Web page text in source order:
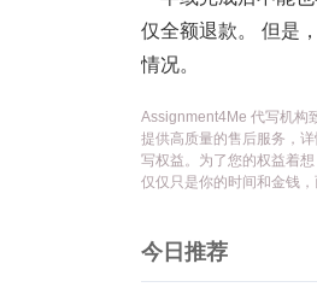
仅全额退款。 但是
情况。
Assignment4Me 代写机构
提供高质量的售后服务，详
写权益。为了您的权益着
仅仅只是你的时间和金钱，
今日推荐